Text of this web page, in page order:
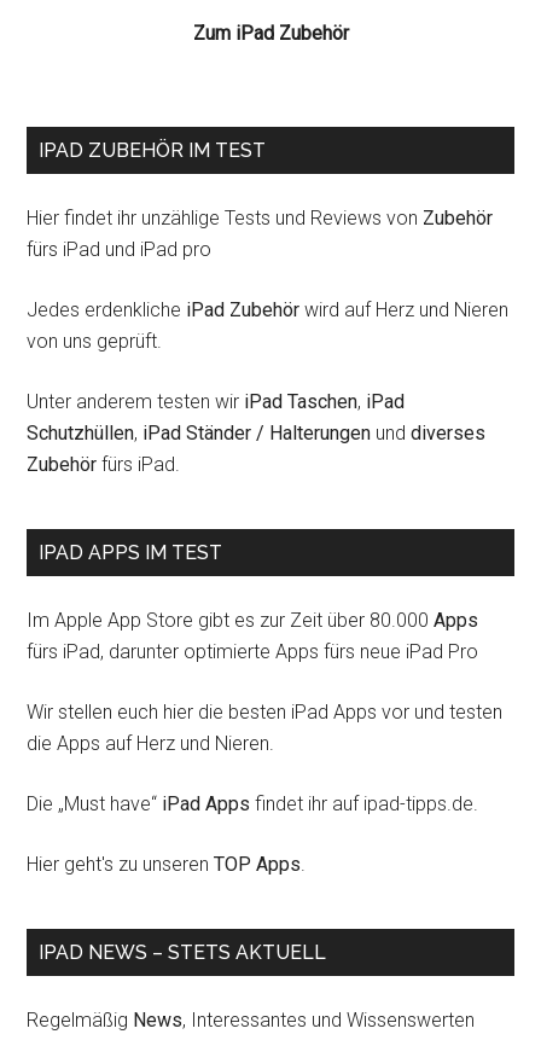
Zum iPad Zubehör
IPAD ZUBEHÖR IM TEST
Hier findet ihr unzählige Tests und Reviews von Zubehör
fürs iPad und iPad pro
Jedes erdenkliche iPad Zubehör wird auf Herz und Nieren
von uns geprüft.
Unter anderem testen wir iPad Taschen, iPad
Schutzhüllen, iPad Ständer / Halterungen unddiverses
Zubehör fürs iPad.
IPAD APPS IM TEST
Im Apple App Store gibt es zur Zeit über 80.000Apps
fürs iPad, darunter optimierte Apps fürs neue iPad Pro
Wir stellen euch hier die besten iPad Apps vor und testen
die Apps auf Herz und Nieren.
Die „Must have“ iPad Apps findet ihr auf ipad-tipps.de.
Hier geht's zu unserenTOP Apps.
IPAD NEWS – STETS AKTUELL
Regelmäßig News, Interessantes und Wissenswerten